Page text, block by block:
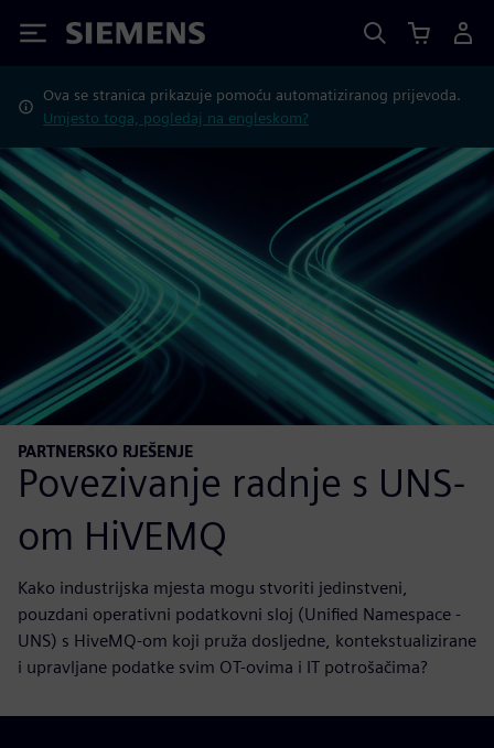
Siemens
Ova se stranica prikazuje pomoću automatiziranog prijevoda.
Umjesto toga, pogledaj na engleskom?
PARTNERSKO RJEŠENJE
Povezivanje radnje s UNS-
om HiVEMQ
Kako industrijska mjesta mogu stvoriti jedinstveni,
pouzdani operativni podatkovni sloj (Unified Namespace -
UNS) s HiveMQ-om koji pruža dosljedne, kontekstualizirane
i upravljane podatke svim OT-ovima i IT potrošačima?